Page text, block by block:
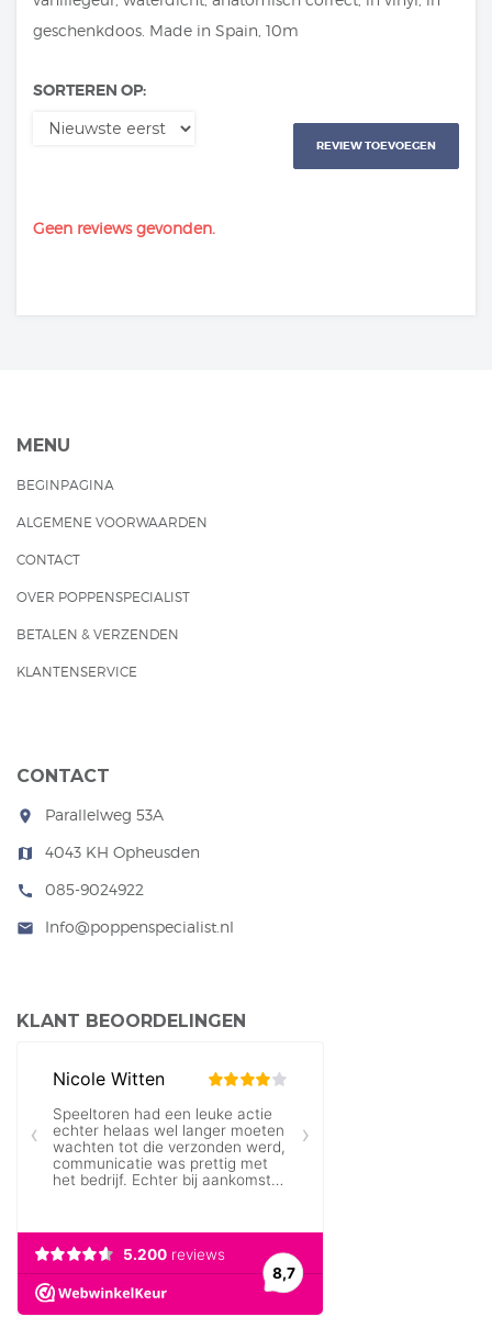
geschenkdoos. Made in Spain, 10m
SORTEREN OP:
REVIEW TOEVOEGEN
Geen reviews gevonden.
MENU
BEGINPAGINA
ALGEMENE VOORWAARDEN
CONTACT
OVER POPPENSPECIALIST
BETALEN & VERZENDEN
KLANTENSERVICE
CONTACT
room Parallelweg 53A
map 4043 KH Opheusden
call 085-9024922
mail Info@poppenspecialist.nl
KLANT BEOORDELINGEN